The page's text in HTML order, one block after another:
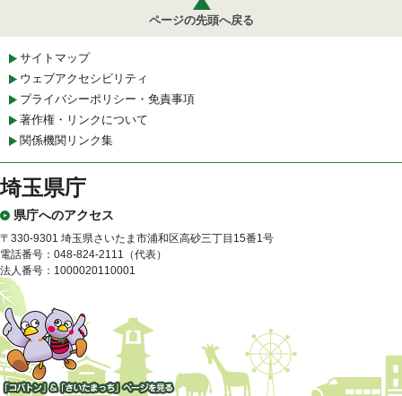
ページの先頭へ戻る
サイトマップ
ウェブアクセシビリティ
プライバシーポリシー・免責事項
著作権・リンクについて
関係機関リンク集
埼玉県庁
県庁へのアクセス
〒330-9301 埼玉県さいたま市浦和区高砂三丁目15番1号
電話番号：048-824-2111（代表）
法人番号：1000020110001
「コバトン」&「さいたまっ